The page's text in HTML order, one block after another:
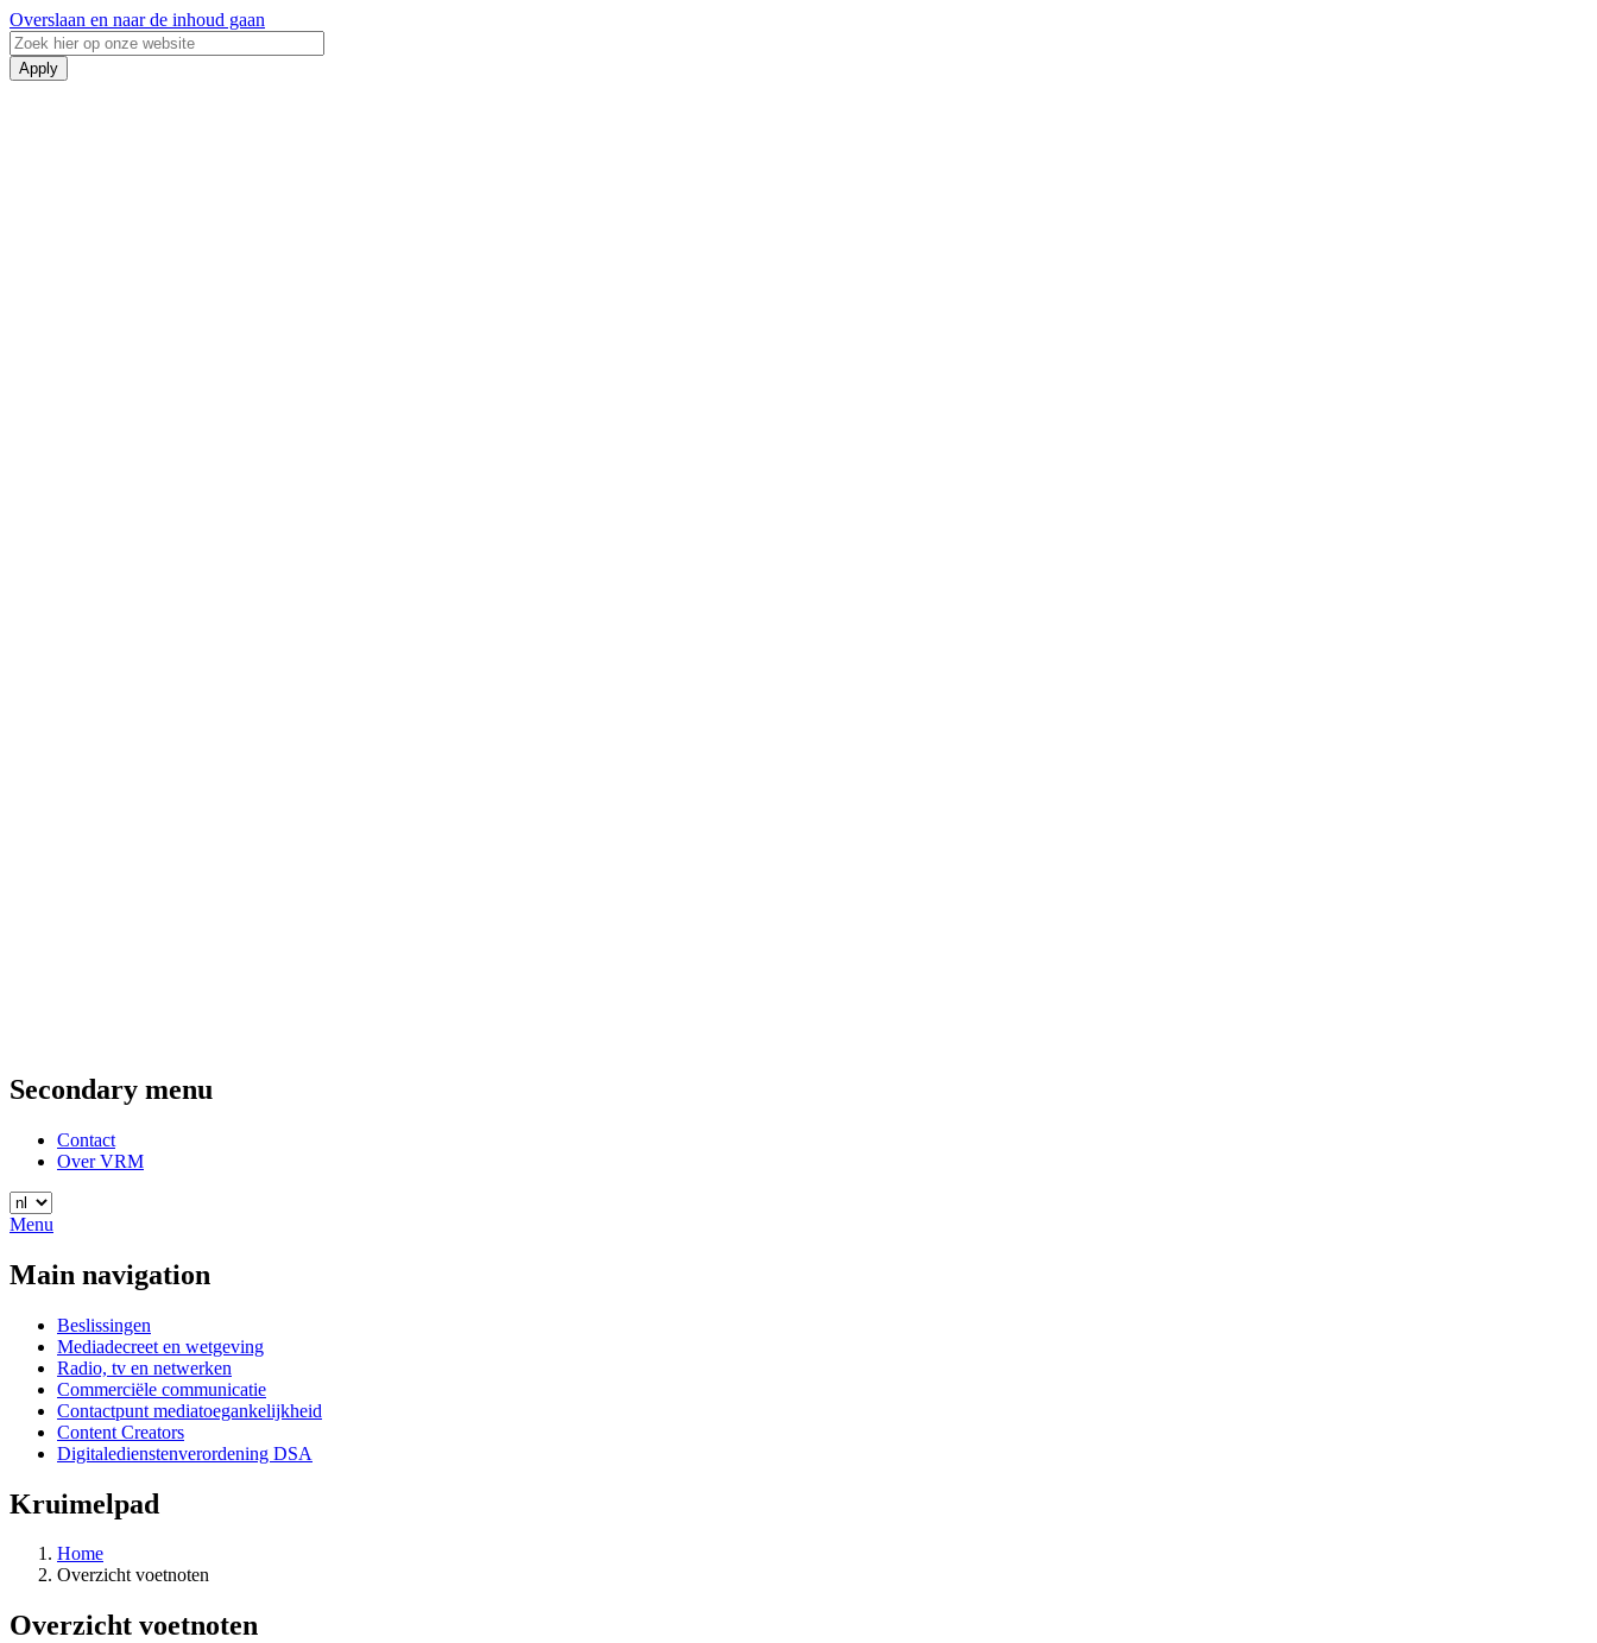
Overslaan en naar de inhoud gaan
Secondary menu
Contact
Over VRM
Menu
Main navigation
Beslissingen
Mediadecreet en wetgeving
Radio, tv en netwerken
Commerciële communicatie
Contactpunt mediatoegankelijkheid
Content Creators
Digitaledienstenverordening DSA
Kruimelpad
Home
Overzicht voetnoten
Overzicht voetnoten